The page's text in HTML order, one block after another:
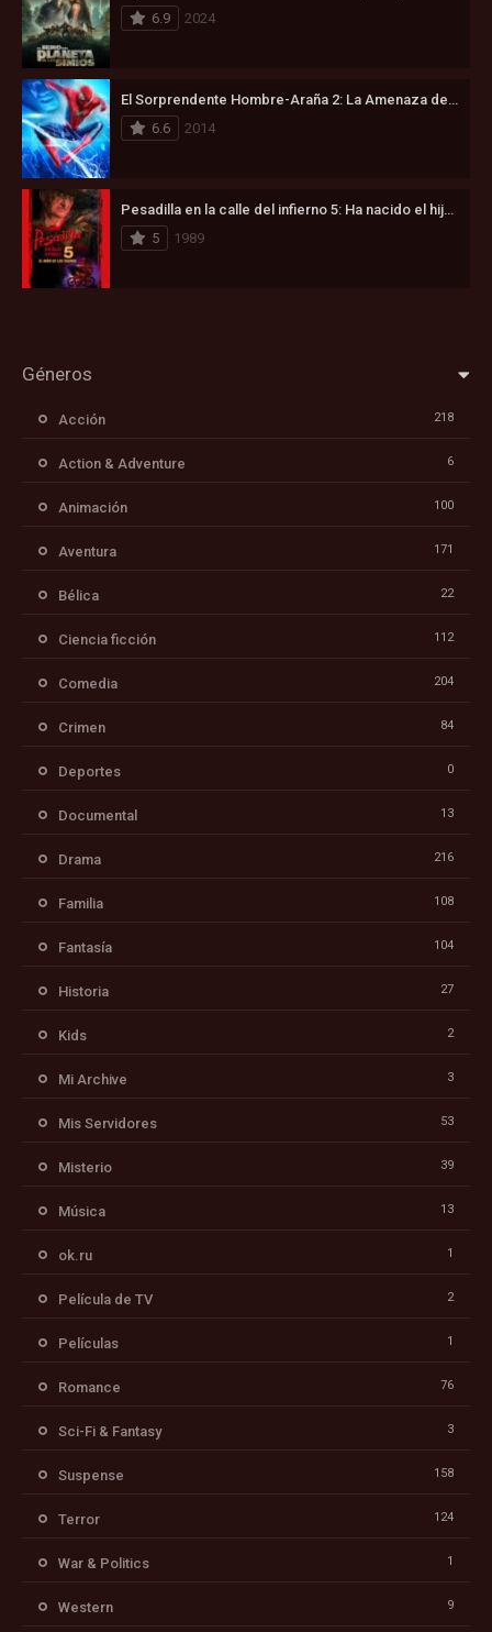
6.9
2024
6.6
2014
5
1989
Géneros
Acción 218
Action & Adventure 6
Animación 100
Aventura 171
Bélica 22
Ciencia ficción 112
Comedia 204
Crimen 84
Deportes 0
Documental 13
Drama 216
Familia 108
Fantasía 104
Historia 27
Kids 2
Mi Archive 3
Mis Servidores 53
Misterio 39
Música 13
ok.ru 1
Película de TV 2
Películas 1
Romance 76
Sci-Fi & Fantasy 3
Suspense 158
Terror 124
War & Politics 1
Western 9